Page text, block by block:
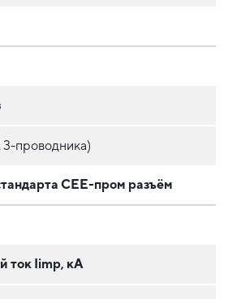
3-проводника)
CEE-пром разъём
ток Iimp, кА